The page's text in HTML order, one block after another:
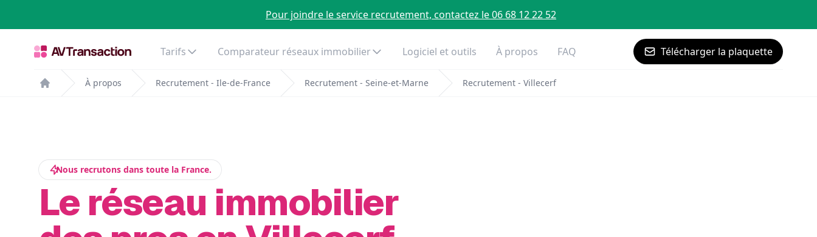
Pour joindre le service recrutement, contactez le 06 68 12 22 52
Tarifs Comparateur réseaux immobilier Logiciel et outils À propos FAQ Télécharger la plaquette
Home
À propos Recrutement - Ile-de-France Recrutement - Seine-et-Marne Recrutement - Villecerf
Nous recrutons dans toute la France.
Le réseau immobilier